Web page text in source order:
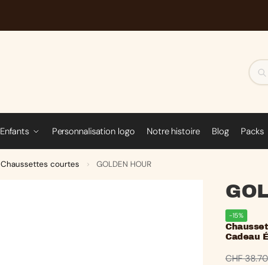
Enfants Personnalisation logo Notre histoire Blog Packs
Chaussettes courtes > GOLDEN HOUR
-15%
Cadeau
CHF38.70